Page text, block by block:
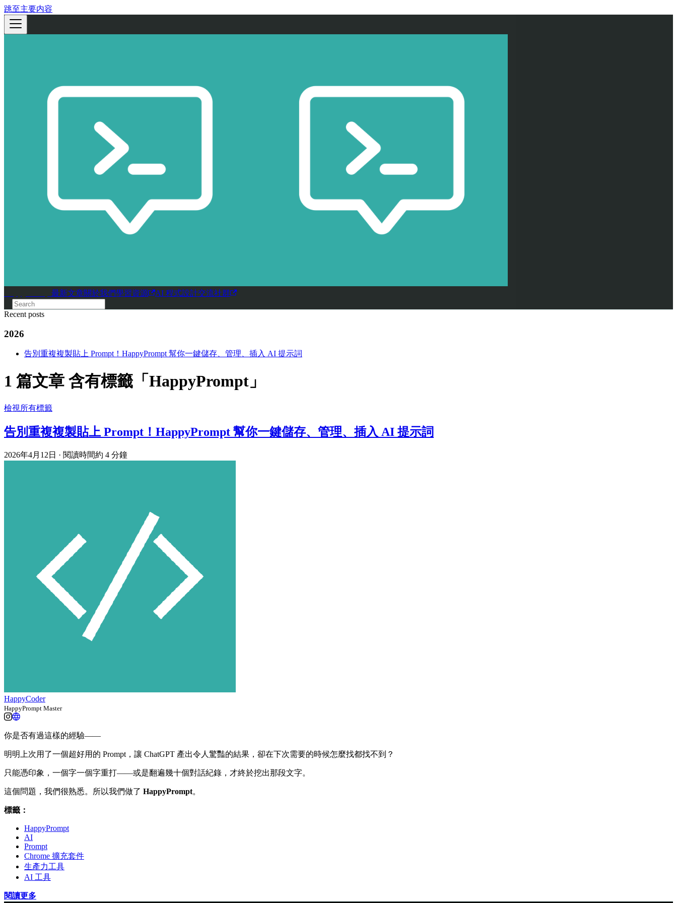
跳至主要内容
HappyPrompt最新文章關於我們學習資源 AI 程式設計交流社群
Recent posts
2026
告別重複複製貼上 Prompt！HappyPrompt 幫你一鍵儲存、管理、插入 AI 提示詞
1 篇文章 含有標籤「HappyPrompt」
檢視所有標籤
告別重複複製貼上 Prompt！HappyPrompt 幫你一鍵儲存、管理、插入 AI 提示詞
2026年4月12日 · 閱讀時間約 4 分鐘
HappyCoder
HappyPrompt Master
你是否有過這樣的經驗——
明明上次用了一個超好用的 Prompt，讓 ChatGPT 產出令人驚豔的結果，卻在下次需要的時候怎麼找都找不到？
只能憑印象，一個字一個字重打——或是翻遍幾十個對話紀錄，才終於挖出那段文字。
這個問題，我們很熟悉。所以我們做了 HappyPrompt。
標籤：
HappyPrompt
AI
Prompt
Chrome 擴充套件
生產力工具
AI 工具
閱讀更多